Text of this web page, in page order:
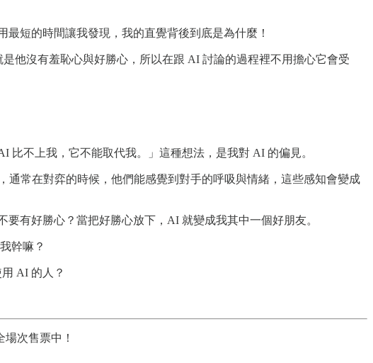
短的時間讓我發現，我的直覺背後到底是為什麼！
他沒有羞恥心與好勝心，所以在跟 AI 討論的過程裡不用擔心它會受
比不上我，它不能取代我。」這種想法，是我對 AI 的偏見。
通常在對弈的時候，他們能感覺到對手的呼吸與情緒，這些感知會變成
有好勝心？當把好勝心放下，AI 就變成我其中一個好朋友。
幹嘛？
AI 的人？
次售票中！